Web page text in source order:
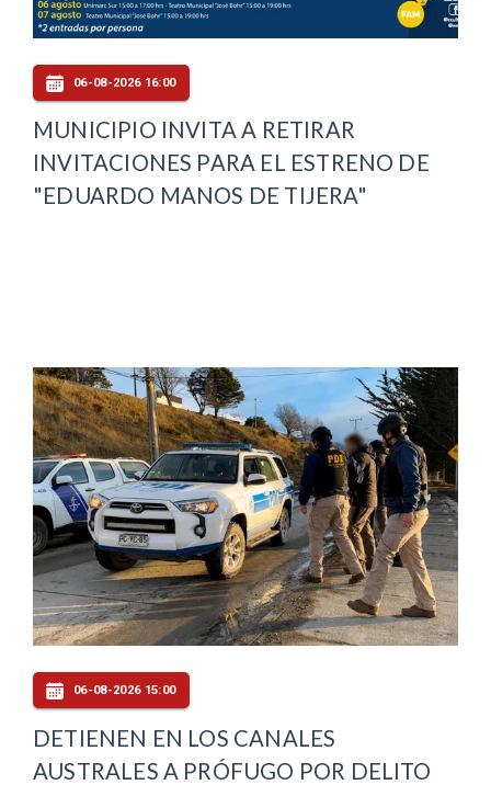
06-08-2026 16:00
MUNICIPIO INVITA A RETIRAR
INVITACIONES PARA EL ESTRENO DE
"EDUARDO MANOS DE TIJERA"
06-08-2026 15:00
DETIENEN EN LOS CANALES
AUSTRALES A PRÓFUGO POR DELITO